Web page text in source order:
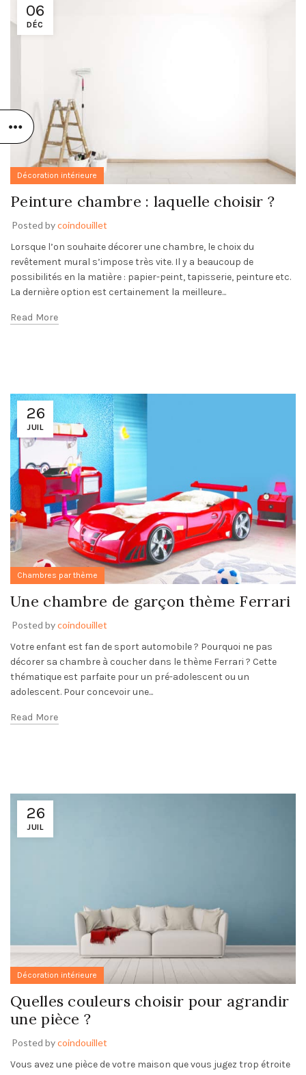
06
DÉC
Décoration intérieure
Peinture chambre : laquelle choisir ?
Posted bycoindouillet
Lorsque l’on souhaite décorer une chambre, le choix du
revêtement mural s’impose très vite. Il y a beaucoup de
possibilités en la matière : papier-peint, tapisserie, peinture etc.
La dernière option est certainement la meilleure...
Read More
26
JUIL
Chambres par thème
Une chambre de garçon thème Ferrari
Posted bycoindouillet
Votre enfant est fan de sport automobile ? Pourquoi ne pas
décorer sa chambre à coucher dans le thème Ferrari ? Cette
thématique est parfaite pour un pré-adolescent ou un
adolescent. Pour concevoir une...
Read More
26
JUIL
Décoration intérieure
Quelles couleurs choisir pour agrandir
une pièce ?
Posted bycoindouillet
Vous avez une pièce de votre maison que vous jugez trop étroite